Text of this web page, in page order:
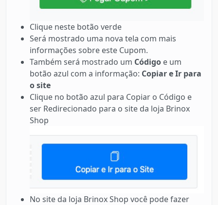
Clique neste botão verde
Será mostrado uma nova tela com mais
informações sobre este Cupom.
Também será mostrado um Código e um
botão azul com a informação: Copiar e Ir para
o site
Clique no botão azul para Copiar o Código e
ser Redirecionado para o site da loja Brinox
Shop
No site da loja Brinox Shop você pode fazer